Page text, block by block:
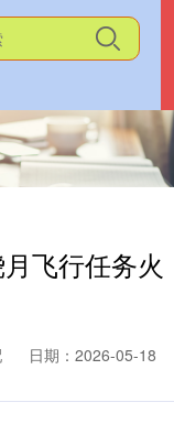
飞行任务火
日期：2026-05-18